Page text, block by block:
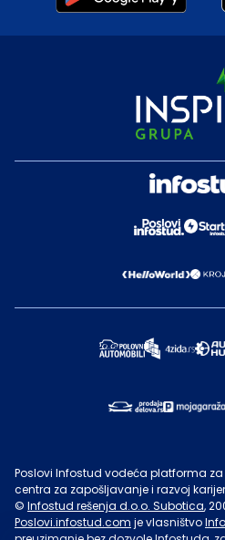
Poslovi Infostud vodeća platforma
centra za zapošljavanje i razvoj
© Infostud rešenja d.o.o. Subotica,
Poslovi.infostud.com je vlasništvo